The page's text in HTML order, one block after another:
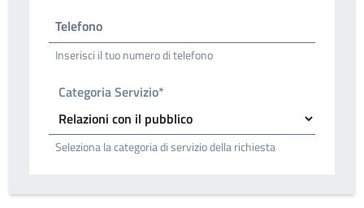
Telefono
Inserisci il tuo numero di telefono
Categoria Servizio*
Seleziona la categoria di servizio della richiesta